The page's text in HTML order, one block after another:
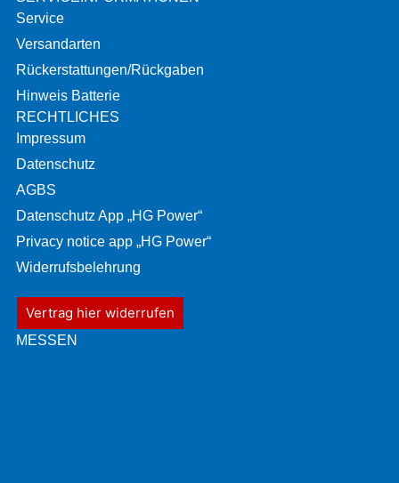
Service
Versandarten
Rückerstattungen/Rückgaben
Hinweis Batterie
RECHTLICHES
Impressum
Datenschutz
AGBS
Datenschutz App „HG Power“
Privacy notice app „HG Power“
Widerrufsbelehrung
Vertrag hier widerrufen
MESSEN